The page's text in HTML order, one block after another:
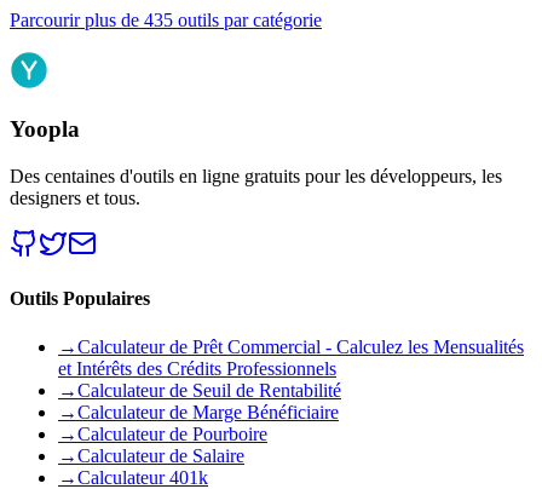
Parcourir plus de 435 outils par catégorie
Yoopla
Des centaines d'outils en ligne gratuits pour les développeurs, les
designers et tous.
Outils Populaires
→Calculateur de Prêt Commercial - Calculez les Mensualités
et Intérêts des Crédits Professionnels
→Calculateur de Seuil de Rentabilité
→Calculateur de Marge Bénéficiaire
→Calculateur de Pourboire
→Calculateur de Salaire
→Calculateur 401k